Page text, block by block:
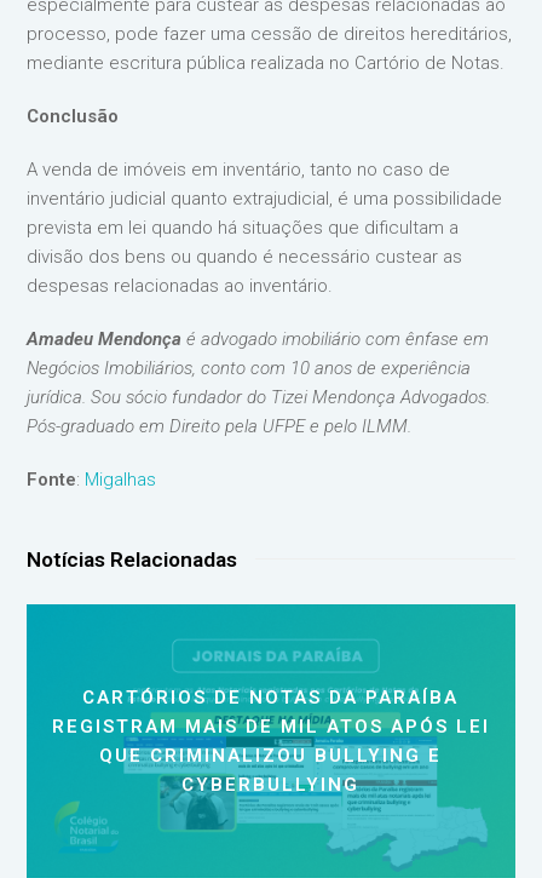
processo, pode fazer uma cessão de direitos hereditários,
mediante escritura pública realizada no Cartório de Notas.
Conclusão
A venda de imóveis em inventário, tanto no caso de
inventário judicial quanto extrajudicial, é uma possibilidade
prevista em lei quando há situações que dificultam a
divisão dos bens ou quando é necessário custear as
despesas relacionadas ao inventário.
Amadeu Mendonça é advogado imobiliário com ênfase em
Negócios Imobiliários, conto com 10 anos de experiência
jurídica. Sou sócio fundador do Tizei Mendonça Advogados.
Pós-graduado em Direito pela UFPE e pelo ILMM.
Fonte: Migalhas
Notícias Relacionadas
CARTÓRIOS DE NOTAS DA PARAÍBA
REGISTRAM MAIS DE MIL ATOS APÓS LEI
QUE CRIMINALIZOU BULLYING E
CYBERBULLYING